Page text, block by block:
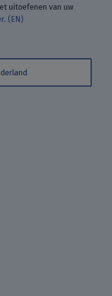
uitoefenen van uw
(EN)
blogposts met
via Matrix.